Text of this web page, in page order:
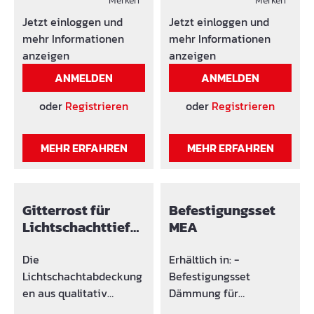
aus feuerverzinktem
Stahl: Masche 30/10
(auch in V2A), Masche
30/30, Streckmetall,
Masche 30/10 (PKW-
befahrbar)
geeignetem
Befestigungsset.
Befestigungsset
Universal passend zu
vorhandenen
Dämmstärke bestellen.
Jetzt einloggen und
mehr Informationen
anzeigen
ANMELDEN
oder Registrieren
MEHR ERFAHREN
cm u. 100 x 130 x 40
cm): 8 - 33 cm.Je
Aufsatz ein
Befestigungsset
Universal passend zur
Dämmstärke bestellen.
Jetzt einloggen und
mehr Informationen
anzeigen
ANMELDEN
oder Registrieren
MEHR ERFAHREN
Gitterrost für
Lichtschachttiefe
Die
Lichtschachtabdeckung
en aus qualitativ
Befestigungsset
MEA
Erhältlich in: -
Befestigungsset
Dämmung für